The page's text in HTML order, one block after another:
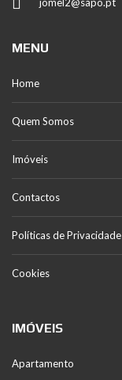
MENU
Home
Quem Somos
Imóveis
Contactos
Políticas de Privacidade
Cookies
IMÓVEIS
Apartamento